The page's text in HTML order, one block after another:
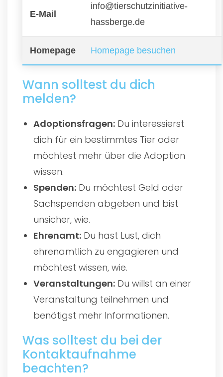
E-Mail
info@tierschutzinitiative-
hassberge.de
Homepage Homepage besuchen
Wann solltest du dich
melden?
Adoptionsfragen: Du interessierst
dich für ein bestimmtes Tier oder
möchtest mehr über die Adoption
wissen.
Spenden: Du möchtest Geld oder
Sachspenden abgeben und bist
unsicher, wie.
Ehrenamt: Du hast Lust, dich
ehrenamtlich zu engagieren und
möchtest wissen, wie.
Veranstaltungen: Du willst an einer
Veranstaltung teilnehmen und
benötigst mehr Informationen.
Was solltest du bei der
Kontaktaufnahme
beachten?